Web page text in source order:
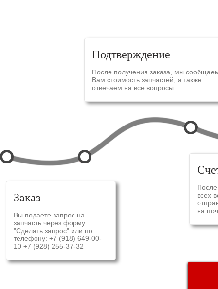
Заказ
Вы подаете запрос на
запчасть через форму
"Сделать запрос" или по
телефону: +7 (918) 649-00-
10 +7 (928) 255-37-32
Подтверждение
После получения заказа, мы
Вам стоимость запчастей, а также
отвечаем на все вопросы.
После
всех
на